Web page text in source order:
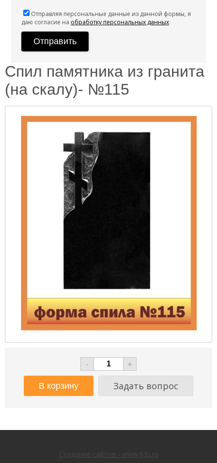
Отправляя персональные данные из данной формы, я
даю согласие на обработку персональных данных
Спил памятника из гранита
(на скалу)- №115
-
+
Задать вопрос
Создание сайтов - www.63s.ru